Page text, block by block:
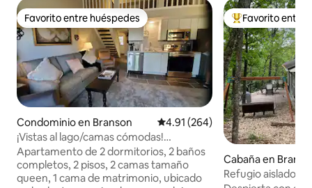
Favorito entre huéspedes
Favorito entre huéspedes
Condominio en Branson Calificación promedio: 4.91 de
4.91 (264)
¡Vistas al lago/camas cómodas!
Remodelación reciente... a 3 millas de
Strip
Apartamento de 2 dormitorios, 2 baños
completos, 2 pisos, 2 camas tamaño
queen, 1 cama de matrimonio, ubicado
De los mejores
Favorito entre
Cabaña en
Refugio aislado